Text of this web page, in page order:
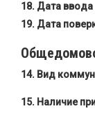
Дата ввода
Дата
Вид
Наличие